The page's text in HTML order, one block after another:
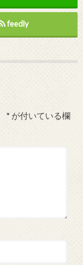
feedly
*が付いている欄